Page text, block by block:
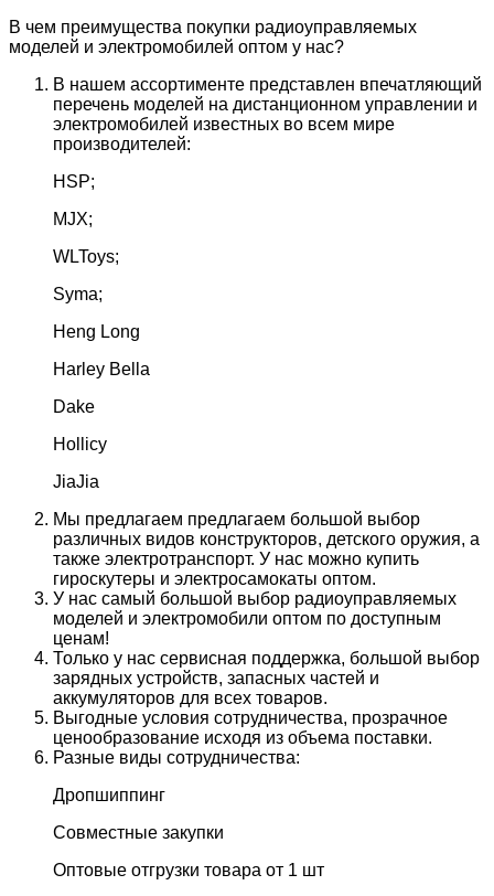
В чем преимущества покупки радиоуправляемых
моделей и электромобилей оптом у нас?
В нашем ассортименте представлен впечатляющий
перечень моделей на дистанционном управлении и
электромобилей известных во всем мире
производителей:
HSP;
MJX;
WLToys;
Syma;
Heng Long
Harley Bella
Dake
Hollicy
JiaJia
Мы предлагаем предлагаем большой выбор
различных видов конструкторов, детского оружия, а
также электротранспорт. У нас можно купить
гироскутеры и электросамокаты оптом.
У нас самый большой выбор радиоуправляемых
моделей и электромобили оптом по доступным
ценам!
Только у нас сервисная поддержка, большой выбор
зарядных устройств, запасных частей и
аккумуляторов для всех товаров.
Выгодные условия сотрудничества, прозрачное
ценообразование исходя из объема поставки.
Разные виды сотрудничества:
Дропшиппинг
Совместные закупки
Оптовые отгрузки товара от 1 шт